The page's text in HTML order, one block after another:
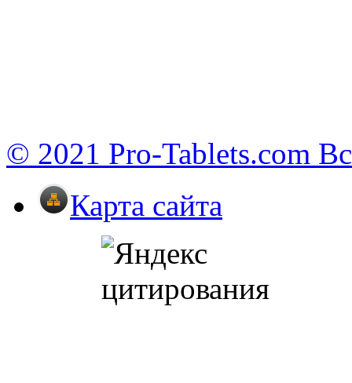
© 2021 Pro-Tablets.com
Карта сайта